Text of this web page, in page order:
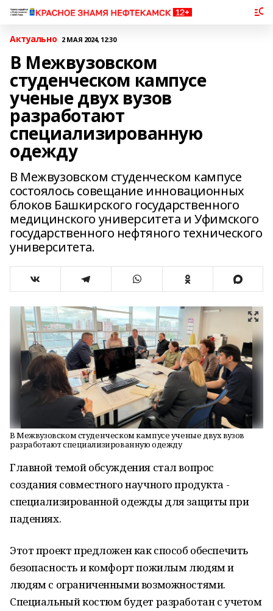
Актуально 2 МАЯ 2024, 12:30
В Межвузовском
студенческом кампусе
ученые двух вузов
разработают
специализированную
одежду
В Межвузовском студенческом кампусе
состоялось совещание инновационных
блоков Башкирского государственного
медицинского университета и Уфимского
государственного нефтяного технического
университета.
В Межвузовском студенческом кампусе ученые двух вузов
разработают специализированную одежду
Главной темой обсуждения стал вопрос
создания совместного научного продукта -
специализированной одежды для защиты при
падениях.
Этот проект предложен как способ обеспечить
безопасность и комфорт пожилым людям и
людям с ограниченными возможностями.
Специальный костюм будет разработан с учетом